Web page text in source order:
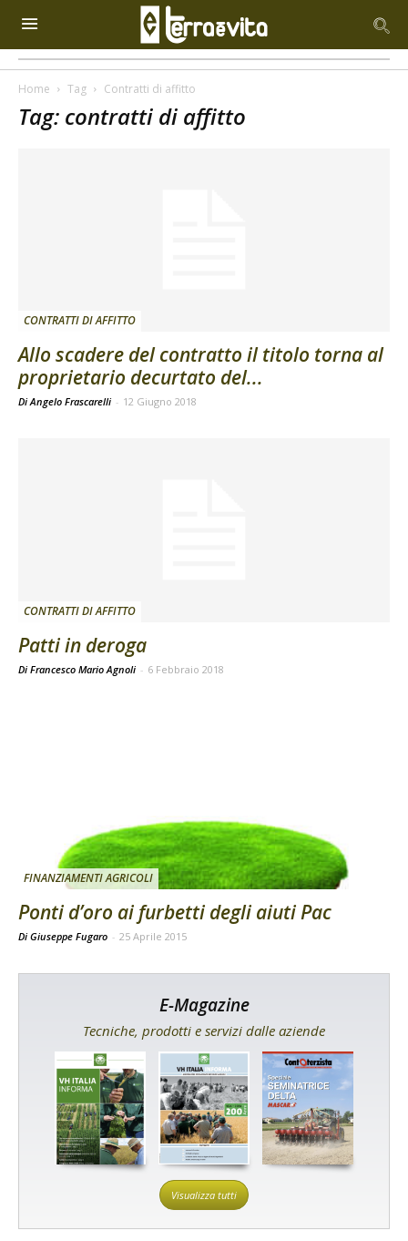
Home Tag Contratti di affitto
Tag: contratti di affitto
CONTRATTI DI AFFITTO
Allo scadere del contratto il titolo torna al
proprietario decurtato del...
Di Angelo Frascarelli - 12 Giugno 2018
CONTRATTI DI AFFITTO
Patti in deroga
Di Francesco Mario Agnoli - 6 Febbraio 2018
FINANZIAMENTI AGRICOLI
Ponti d’oro ai furbetti degli aiuti Pac
Di Giuseppe Fugaro - 25 Aprile 2015
E-Magazine
Tecniche, prodotti e servizi dalle aziende
Visualizza tutti